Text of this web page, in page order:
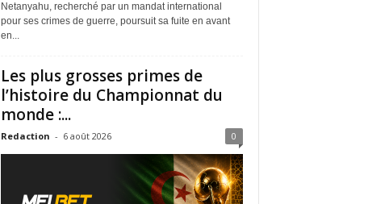
Netanyahu, recherché par un mandat international
pour ses crimes de guerre, poursuit sa fuite en avant
en...
Les plus grosses primes de
l’histoire du Championnat du
monde :...
Redaction - 6 août 2026 0